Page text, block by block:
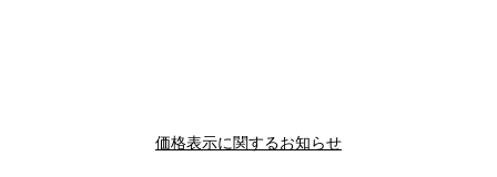
価格表示に関するお知らせ